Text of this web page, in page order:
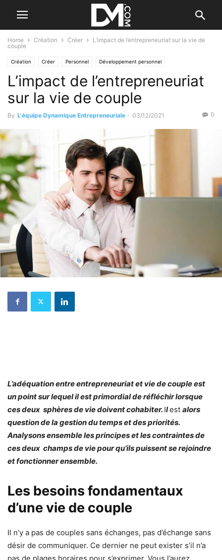
Home Création Créer
L’impact de l’entrepreneuriat sur la vie de
couple
Création Créer Personnel Développement personnel
L’impact de l’entrepreneuriat
sur la vie de couple
By L'équipe Dynamique Entrepreneuriale - 03/12/2021 0
L’adéquation entre entrepreneuriat et vie de couple est
un point sur lequel il est primordial de réfléchir lorsque
ces deux sphères de vie doivent cohabiter. Ilest alors
question de la gestion du temps et des priorités.
Analysons ensemble les principes et les contraintes de
ces deux champs de vie pour qu’ils puissent se rejoindre
et fonctionner ensemble.
Les besoins fondamentaux
d’une vie de couple
Il n’y a pas de couples sans échanges, pas d’échange sans
désir de communiquer. Ce dernier ne peut exister s’il n’a